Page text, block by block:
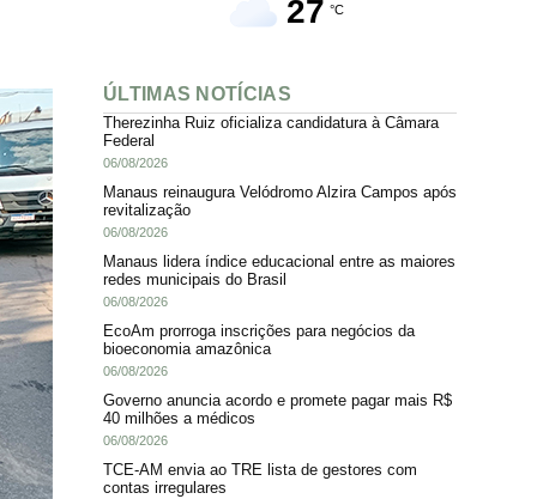
27 °C
ÚLTIMAS NOTÍCIAS
Therezinha Ruiz oficializa candidatura à Câmara
Federal
06/08/2026
Manaus reinaugura Velódromo Alzira Campos após
revitalização
06/08/2026
Manaus lidera índice educacional entre as maiores
redes municipais do Brasil
06/08/2026
EcoAm prorroga inscrições para negócios da
bioeconomia amazônica
06/08/2026
Governo anuncia acordo e promete pagar mais R$
40 milhões a médicos
06/08/2026
TCE-AM envia ao TRE lista de gestores com
contas irregulares